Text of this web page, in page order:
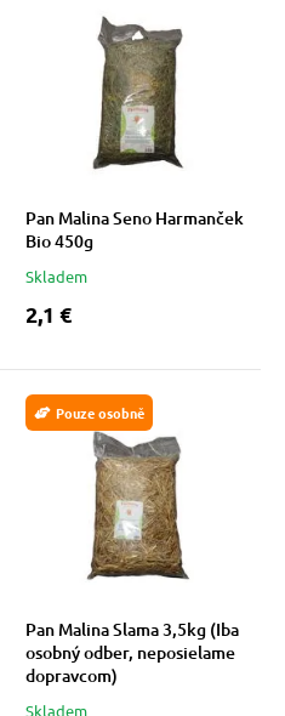
Pan Malina Seno Harmanček
Bio 450g
Skladem
2,1 €
Pouze osobně
Pan Malina Slama 3,5kg (Iba
osobný odber, neposielame
dopravcom)
Skladem